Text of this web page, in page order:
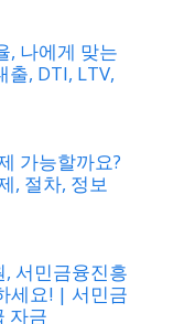
, 나에게 맞는
, DTI, LTV,
가능할까요?
, 절차, 정보
서민금융진흥
세요! | 서민금
자금